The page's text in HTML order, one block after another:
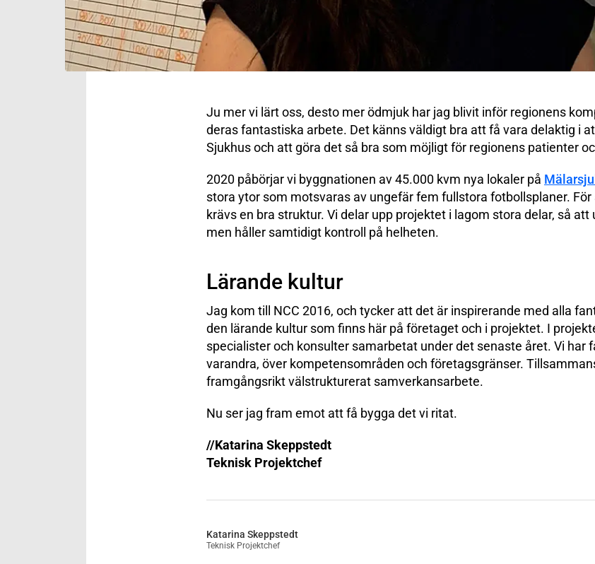
Ju mer vi lärt oss, desto mer ödmjuk har jag blivit inför regionens
deras fantastiska arbete. Det känns väldigt bra att få vara delaktig i
Sjukhus och att göra det så bra som möjligt för regionens patienter
2020 påbörjar vi byggnationen av 45.000 kvm nya lokaler på
stora ytor som motsvaras av ungefär fem fullstora fotbollsplaner.
krävs en bra struktur. Vi delar upp projektet i lagom stora delar, så
men håller samtidigt kontroll på helheten.
Lärande kultur
Jag kom till NCC 2016, och tycker att det är inspirerande med alla
den lärande kultur som finns här på företaget och i projektet. I
specialister och konsulter samarbetat under det senaste året. Vi har
varandra, över kompetensområden och företagsgränser.
framgångsrikt välstrukturerat samverkansarbete.
Nu ser jag fram emot att få bygga det vi ritat.
//Katarina Skeppstedt
Teknisk Projektchef
Katarina Skeppstedt
Teknisk Projektchef